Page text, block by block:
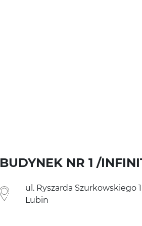
BUDYNEK NR 1 /
ul. Ryszarda Szurkowskiego 1
Lubin